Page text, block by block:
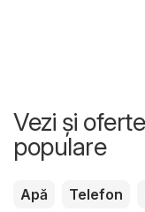
Vezi și
populare
Apă Telefon